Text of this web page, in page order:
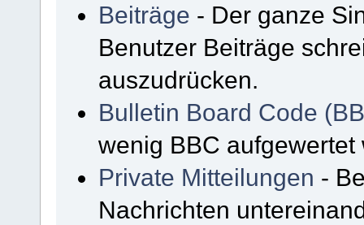
Beiträge - Der ganze
Benutzer Beiträge
auszudrücken.
Bulletin Board Code
wenig BBC aufgewertet
Private Mitteilungen -
Nachrichten